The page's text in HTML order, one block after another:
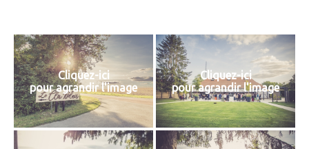
Cliquez-ici
pour agrandir l'image
Cliquez-ici
pour agrandir l'image